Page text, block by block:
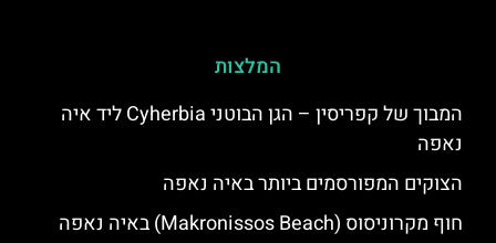
המלצות
המבוך של קפריסין – הגן הבוטני Cyherbia‬‬ ליד איה
נאפה
הצוקים המפורסמים ביותר באיה נאפה
חוף מקרוניסוס (Makronissos Beach) באיה נאפה